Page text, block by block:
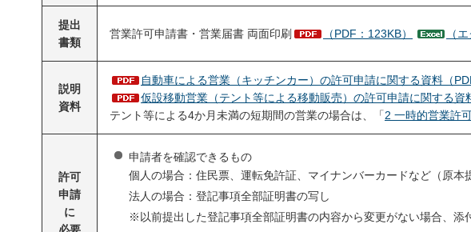
提出
書類
営業許可申請書・営業届書 両面印刷 （PDF：123KB） （
説明
資料
自動車による営業（キッチンカー）の許可申請に関する資料（
仮設移動営業（テント等による移動販売）の許可申請に関する資
テント等による4か月未満の短期間の営業の場合は、「2 一時的営業許
許可
申請
に
申請者を確認できるもの
個人の場合：住民票、運転免許証、マイナンバーカードなど（原本
法人の場合：登記事項全部証明書の写し
※以前提出した登記事項全部証明書の内容から変更がない場合、添